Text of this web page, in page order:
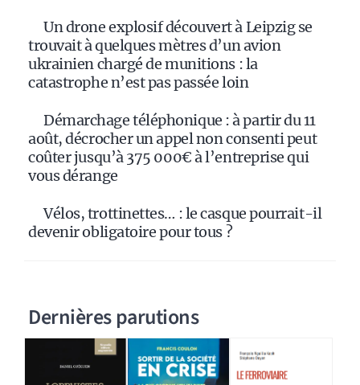
Un drone explosif découvert à Leipzig se
trouvait à quelques mètres d’un avion
ukrainien chargé de munitions : la
catastrophe n’est pas passée loin
Démarchage téléphonique : à partir du 11
août, décrocher un appel non consenti peut
coûter jusqu’à 375 000€ à l’entreprise qui
vous dérange
Vélos, trottinettes… : le casque pourrait-il
devenir obligatoire pour tous ?
Dernières parutions